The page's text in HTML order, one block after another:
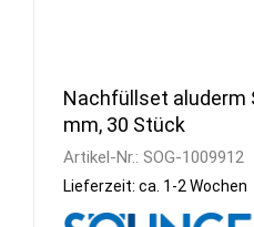
Nachfüllset aluderm
mm, 30 Stück
Artikel-Nr.: SOG-1009912
Lieferzeit: ca. 1-2 Wochen